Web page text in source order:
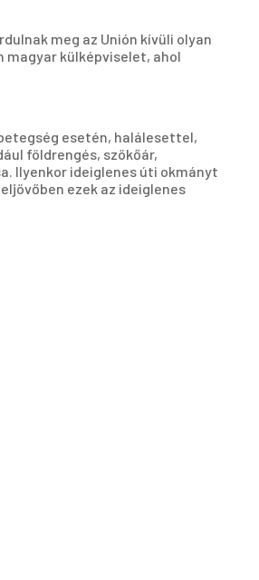
meg az Unión kívüli olyan
magyar külképviselet, ahol
esetén, halálesettel,
földrengés, szökőár,
Ilyenkor ideiglenes úti okmányt
ezek az ideiglenes